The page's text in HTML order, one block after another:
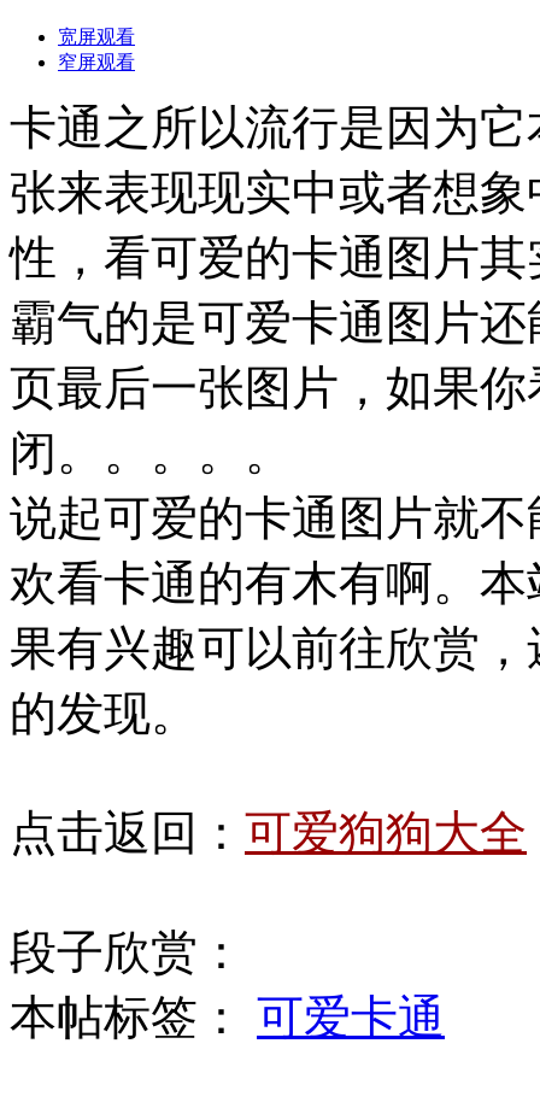
宽屏观看
窄屏观看
卡通之所以流行是因为
张来表现现实中或者想
性，看可爱的卡通图片
霸气的是可爱卡通图片
页最后一张图片，如果
闭。。。。。
说起可爱的卡通图片就
欢看卡通的有木有啊。
果有兴趣可以前往欣赏
的发现。
点击返回： 可爱狗狗大全
段子欣赏：
本帖标签： 可爱卡通